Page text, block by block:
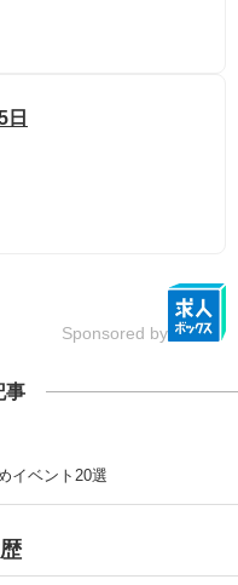
日
Sponsored by
事
イベント20選